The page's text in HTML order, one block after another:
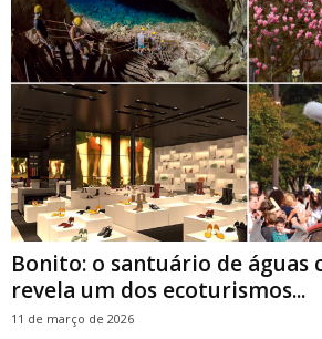
Bonito: o santuário de águas
revela um dos ecoturismos...
11 de março de 2026